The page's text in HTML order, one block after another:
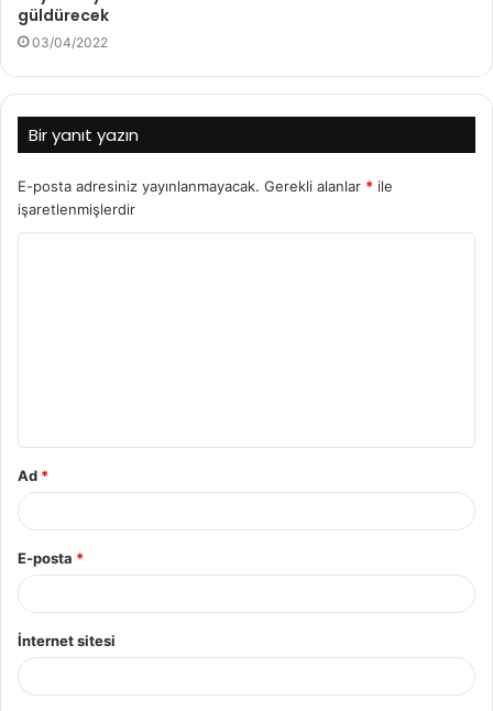
güldürecek
03/04/2022
Bir yanıt yazın
E-posta adresiniz yayınlanmayacak. Gerekli alanlar * ile
işaretlenmişlerdir
Ad *
E-posta *
İnternet sitesi